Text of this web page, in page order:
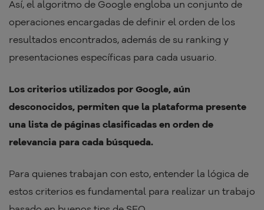
Así, el algoritmo de Google engloba un conjunto de
operaciones encargadas de definir el orden de los
resultados encontrados, además de su ranking y
presentaciones específicas para cada usuario.
Los criterios utilizados por Google, aún
desconocidos, permiten que la plataforma presente
una lista de páginas clasificadas en orden de
relevancia para cada búsqueda.
Para quienes trabajan con esto, entender la lógica de
estos criterios es fundamental para realizar un trabajo